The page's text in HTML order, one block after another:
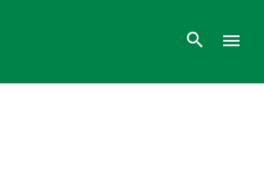
search menu